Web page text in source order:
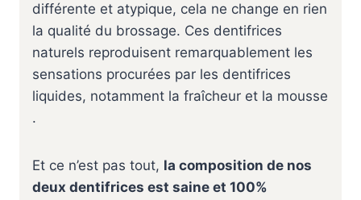
différente et atypique, cela ne change en rien
la qualité du brossage. Ces dentifrices
naturels reproduisent remarquablement les
sensations procurées par les dentifrices
liquides, notamment la fraîcheur et la mousse
.
Et ce n’est pas tout, la composition de nos
deux dentifrices est saine et 100%